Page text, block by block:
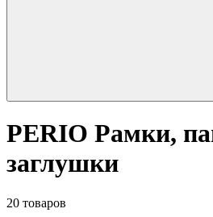
PERIO Рамки,
заглушки
20 товаров